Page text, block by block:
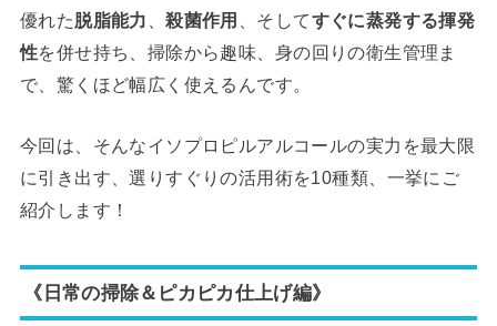
優れた脱脂能力 、殺菌作用 、そしてすぐに蒸発する揮発
性を併せ持ち、掃除から趣味、身の回りの衛生管理ま
で、驚くほど幅広く使えるんです。
今回は、そんなイソプロピルアルコールの実力を最大限
に引き出す、選りすぐりの活用術を10種類、一挙にご
紹介します！
《日常の掃除＆ピカピカ仕上げ編》